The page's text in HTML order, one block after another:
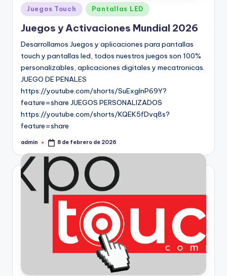
Juegos Touch Pantallas LED
Juegos y Activaciones Mundial 2026
Desarrollamos Juegos y aplicaciones para pantallas
touch y pantallas led, todos nuestros juegos son 100%
personalizables, aplicaciones digitales y mecatronicas.
JUEGO DE PENALES
https://youtube.com/shorts/SuExgInP69Y?
feature=share JUEGOS PERSONALIZADOS
https://youtube.com/shorts/KQEK5fDvq8s?
feature=share
admin 8 de febrero de 2026